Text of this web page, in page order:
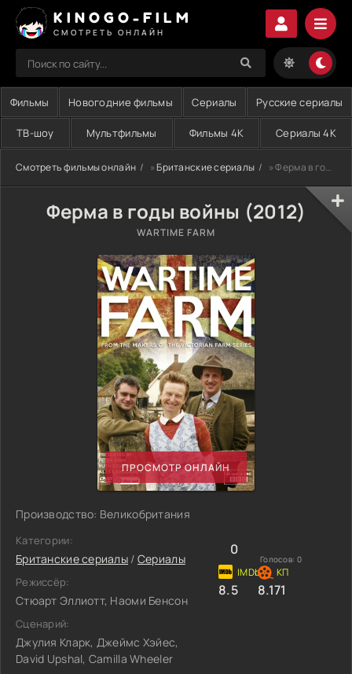
KINOGO-FILM
СМОТРЕТЬ ОНЛАЙН
Фильмы Новогодние фильмы Сериалы Русские сериалы
ТВ-шоу Мультфильмы Фильмы 4K Сериалы 4K
Смотреть фильмы онлайн »Британские сериалы » Ферма в годы войны (2012)
Ферма в годы войны (2012)
WARTIME FARM
ПРОСМОТР ОНЛАЙН
Производство: Великобритания
Категории:
Британские сериалы / Сериалы
Режиссёр:
Стюарт Эллиотт, Наоми Бенсон
Сценарий:
Джулия Кларк, Джеймс Хэйес,
David Upshal, Camilla Wheeler
0
Голосов: 0
8.5 8.171